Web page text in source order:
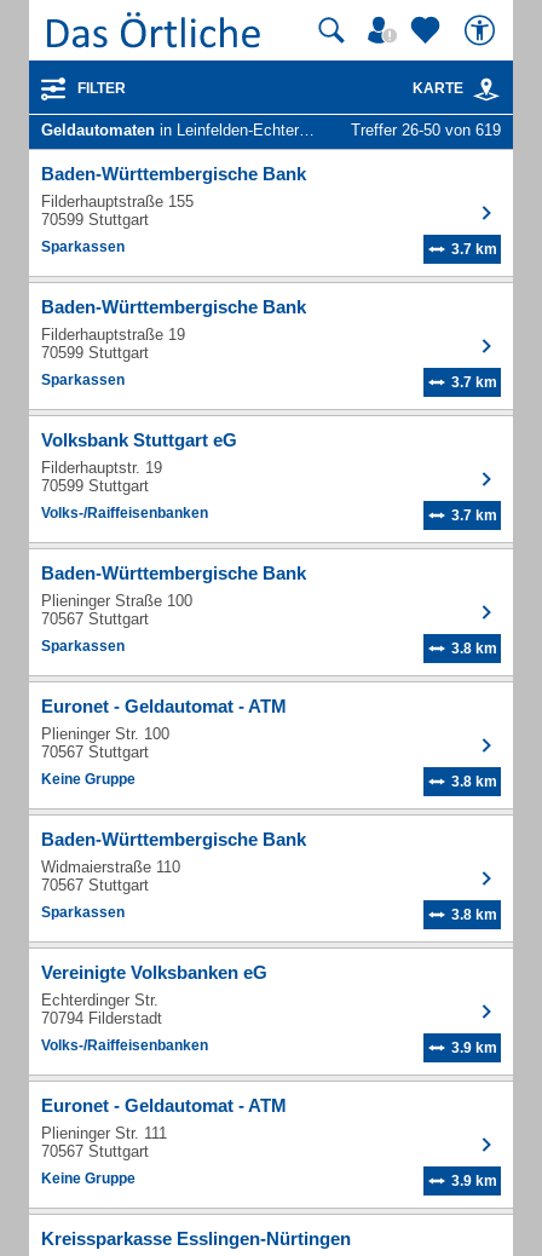
FILTER KARTE
Geldautomaten in Leinfelden-Echterdingen (Echterdingen) Treffer 26-50 von 619
Baden-Württembergische Bank
Filderhauptstraße 155
70599 Stuttgart
Sparkassen 3.7 km
Baden-Württembergische Bank
Filderhauptstraße 19
70599 Stuttgart
Sparkassen 3.7 km
Volksbank Stuttgart eG
Filderhauptstr. 19
70599 Stuttgart
Volks-/Raiffeisenbanken 3.7 km
Baden-Württembergische Bank
Plieninger Straße 100
70567 Stuttgart
Sparkassen 3.8 km
Euronet - Geldautomat - ATM
Plieninger Str. 100
70567 Stuttgart
Keine Gruppe 3.8 km
Baden-Württembergische Bank
Widmaierstraße 110
70567 Stuttgart
Sparkassen 3.8 km
Vereinigte Volksbanken eG
Echterdinger Str.
70794 Filderstadt
Volks-/Raiffeisenbanken 3.9 km
Euronet - Geldautomat - ATM
Plieninger Str. 111
70567 Stuttgart
Keine Gruppe 3.9 km
Kreissparkasse Esslingen-Nürtingen